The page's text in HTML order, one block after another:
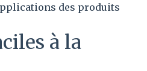
des produits
à la